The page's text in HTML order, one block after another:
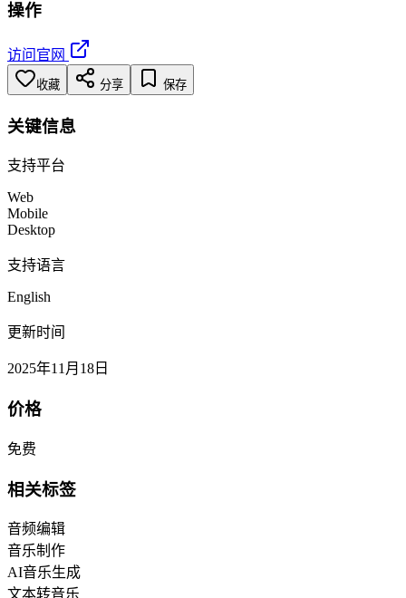
操作
访问官网
收藏 分享 保存
关键信息
支持平台
Web
Mobile
Desktop
支持语言
English
更新时间
2025年11月18日
价格
免费
相关标签
音频编辑
音乐制作
AI音乐生成
文本转音乐